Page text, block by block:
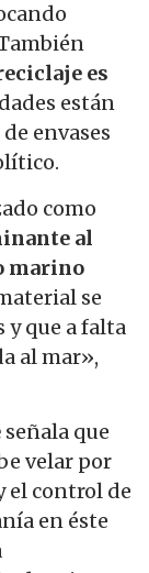
es
están
envases
como
al
marino
se
y que a falta
al mar»,
señala que
velar por
el control de
en éste